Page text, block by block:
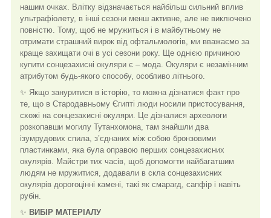
нашим очках. Влітку відзначається найбільш сильний вплив
ультрафіолету, в інші сезони менш активне, але не виключено
повністю. Тому, щоб не мружиться і в майбутньому не
отримати страшний вирок від офтальмологів, ми вважаємо за
краще захищати очі в усі сезони року. Ще однією причиною
купити сонцезахисні окуляри є – мода. Окуляри є незамінним
атрибутом будь-якого способу, особливо літнього.
✨ Якщо зануритися в історію, то можна дізнатися факт про
те, що в Стародавньому Єгипті люди носили пристосування,
схожі на сонцезахисні окуляри. Це дізналися археологи
розкопавши могилу Тутанхомона, там знайшли два
ізумрудових спила, з’єднаних між собою бронзовими
пластинками, яка була оправою перших сонцезахисних
окулярів. Майстри тих часів, щоб допомогти найбагатшим
людям не мружитися, додавали в скла сонцезахисних
окулярів дорогоцінні камені, такі як смарагд, сапфір і навіть
рубін.
✨ ВИБІР МАТЕРІАЛУ